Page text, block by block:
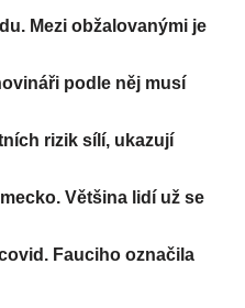
Mezi obžalovanými je
podle něj musí
rizik sílí, ukazují
Většina lidí už se
Fauciho označila